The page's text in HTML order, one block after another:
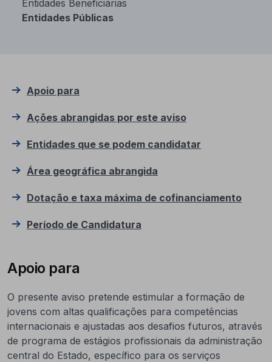
Entidades Beneficiárias
Entidades Públicas
Apoio para
Ações abrangidas por este aviso
Entidades que se podem candidatar
Área geográfica abrangida
Dotação e taxa máxima de cofinanciamento
Período de Candidatura
Apoio para
O presente aviso pretende estimular a formação de
jovens com altas qualificações para competências
internacionais e ajustadas aos desafios futuros, através
de programa de estágios profissionais da administração
central do Estado, específico para os serviços